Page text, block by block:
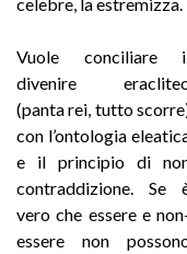
Vuole conciliare
divenire
(panta rei, tutto
con l’ontologia
e il principio di
contraddizione. Se
vero che essere e
essere non